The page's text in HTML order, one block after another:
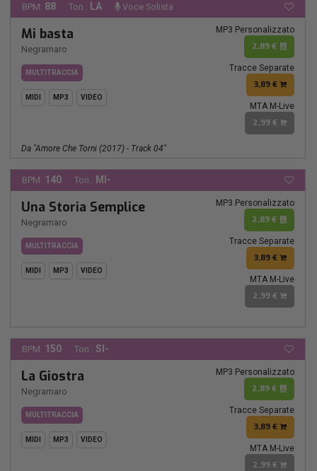
BPM: 88 Ton.: LA Voce Solista
Mi basta
Negramaro
MULTITRACCIA
MIDI MP3 VIDEO
MP3 Personalizzato
2,89 €
Tracce Separate
3,89 €
MTA M-Live
2,99 €
Da "Amore Che Torni (2017) - Track 04"
BPM: 140 Ton.: MI-
Una Storia Semplice
Negramaro
MULTITRACCIA
MIDI MP3 VIDEO
MP3 Personalizzato
2,89 €
Tracce Separate
3,89 €
MTA M-Live
2,99 €
BPM: 150 Ton.: SI-
La Giostra
Negramaro
MULTITRACCIA
MIDI MP3 VIDEO
MP3 Personalizzato
2,89 €
Tracce Separate
3,89 €
MTA M-Live
2,99 €